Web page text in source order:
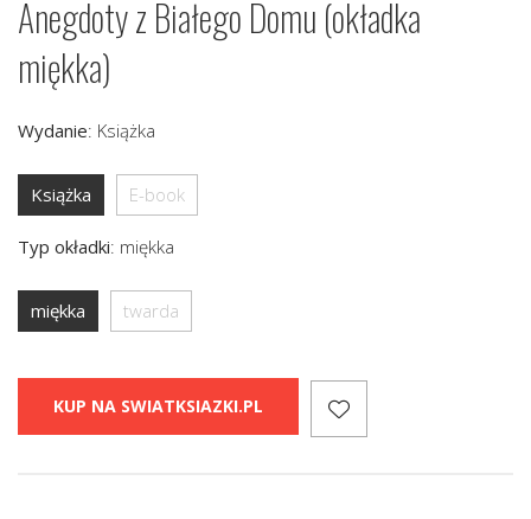
Anegdoty z Białego Domu (okładka
miękka)
Wydanie: Książka
Książka E-book
Typ okładki: miękka
miękka twarda
KUP NA SWIATKSIAZKI.PL